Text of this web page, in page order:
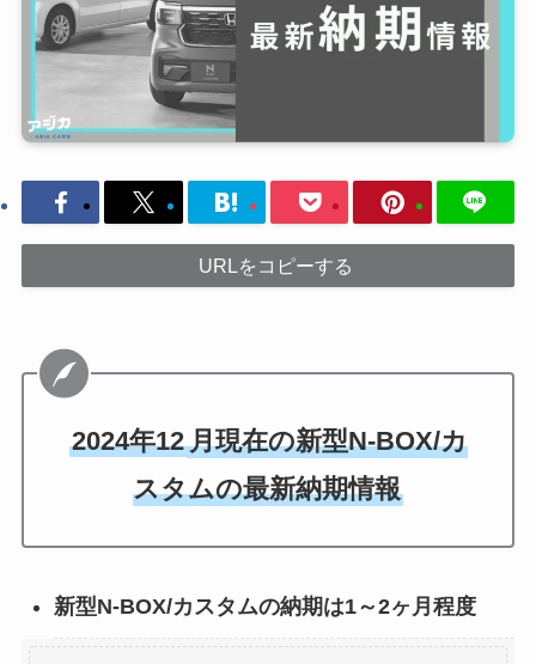
URLをコピーする
2024年12月現在の新型N-BOX/カ
スタムの最新納期情報
新型N-BOX/カスタムの納期は1～2ヶ月程度